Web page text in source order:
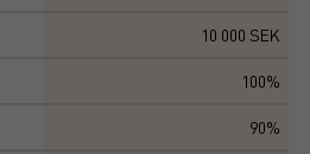
10 000 SEK
100%
90%